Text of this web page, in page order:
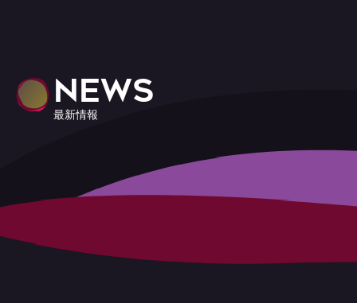
NEWS
最新情報